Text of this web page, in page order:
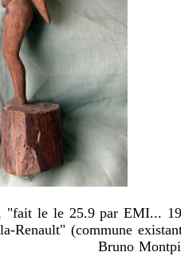
"fait le le 25.9 par EMI...
Renault" (commune
Bruno